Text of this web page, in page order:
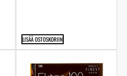
LISÄÄ OSTOSKORIIN